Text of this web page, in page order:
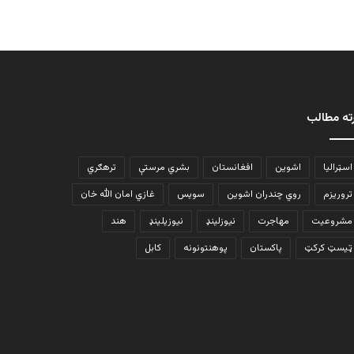
مطالب
اسټرالیا اشوین افغانستان بشري مرستې
ترهګري
تروریزم
روي چندران اشوین سویس
غازي امان الله خان
مشروعیت
مهاجرت نیوزلینډ نیوزیلینډ
هند
ټیسټ کرکټ
پاکستان پوهنتونونه کابل